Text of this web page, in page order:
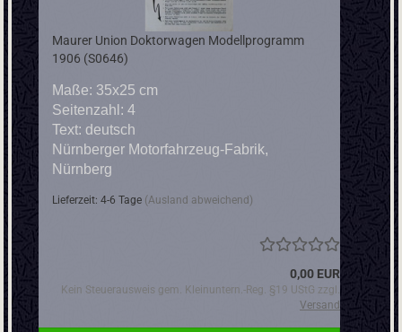
Maurer Union Doktorwagen Modellprogramm
1906 (S0646)
Maße: 35x25 cm
Seitenzahl: 4
Text: deutsch
Nürnberger Motorfahrzeug-Fabrik,
Nürnberg
Lieferzeit: 4-6 Tage (Ausland abweichend)
0,00 EUR
Kein Steuerausweis gem. Kleinuntern.-Reg. §19 UStG zzgl.
Versand